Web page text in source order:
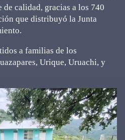
de calidad, gracias a los 740
que distribuyó la Junta
a familias de los
Urique, Uruachi, y